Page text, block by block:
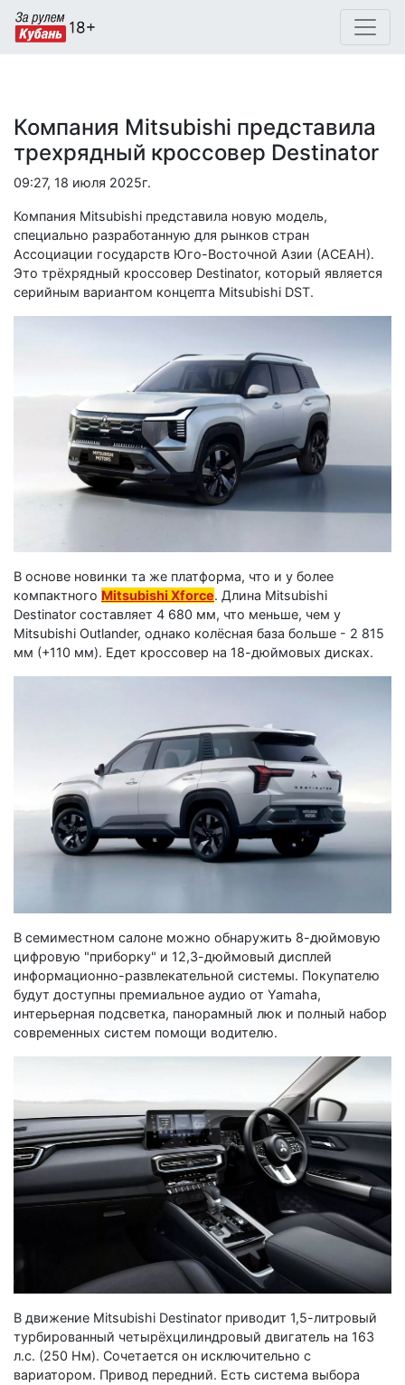
Компания Mitsubishi представила
трехрядный кроссовер Destinator
09:27, 18 июля 2025г.
Компания Mitsubishi представила новую модель,
специально разработанную для рынков стран
Ассоциации государств Юго-Восточной Азии (АСЕАН).
Это трёхрядный кроссовер Destinator, который является
серийным вариантом концепта Mitsubishi DST.
В основе новинки та же платформа, что и у более
компактного Mitsubishi Xforce. Длина Mitsubishi
Destinator составляет 4 680 мм, что меньше, чем у
Mitsubishi Outlander, однако колёсная база больше - 2 815
мм (+110 мм). Едет кроссовер на 18-дюймовых дисках.
В семиместном салоне можно обнаружить 8-дюймовую
цифровую "приборку" и 12,3-дюймовый дисплей
информационно-развлекательной системы. Покупателю
будут доступны премиальное аудио от Yamaha,
интерьерная подсветка, панорамный люк и полный набор
современных систем помощи водителю.
В движение Mitsubishi Destinator приводит 1,5-литровый
турбированный четырёхцилиндровый двигатель на 163
л.с. (250 Нм). Сочетается он исключительно с
вариатором. Привод передний. Есть система выбора